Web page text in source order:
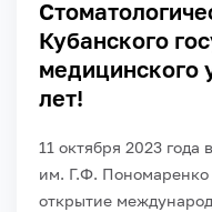
Кубанского
медицинского
лет!
11 октября 2023
им. Г.Ф. Пономаренко
открытие